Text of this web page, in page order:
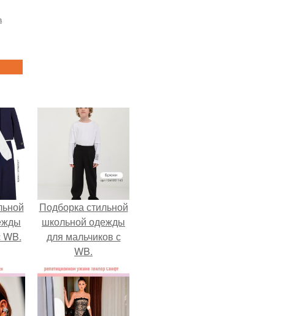
WB.
Подборка стильной
школьной одежды
для мальчиков с
WB.